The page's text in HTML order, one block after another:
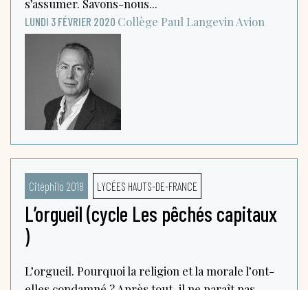
s’assumer. Savons-nous...
LUNDI 3 FÉVRIER 2020 Collège Paul Langevin Avion
Citéphilo 2018 LYCÉES HAUTS-DE-FRANCE
L’orgueil (cycle Les pêchés capitaux
)
L’orgueil. Pourquoi la religion et la morale l’ont-